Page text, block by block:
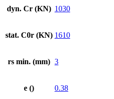
dyn. Cr (KN) 1030
stat. C0r (KN) 1610
rs min. (mm) 3
e () 0.38